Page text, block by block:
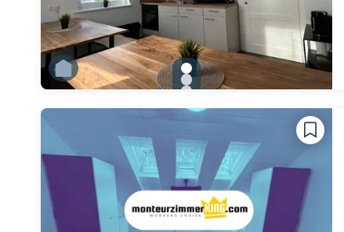
gallery.slide_selector
Zu Slide 1 wechseln
Zu Slide 2 wechseln
Zu Slide 4 wechseln
Zu Slide 6 wechseln